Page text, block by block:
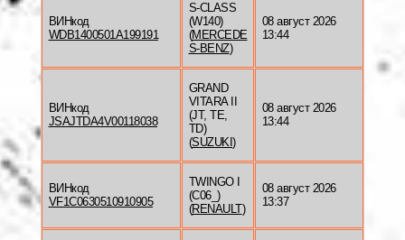
ВИНкод
WDB1400501A199191
S-CLASS
(W140)
(MERCEDE
S-BENZ)
08 август 2026
13:44
ВИНкод
JSAJTDA4V00118038
GRAND
VITARA II
(JT, TE,
TD)
(SUZUKI )
08 август 2026
13:44
ВИНкод
VF1C0630510910905
TWINGO I
(C06_)
(RENAULT)
08 август 2026
13:37